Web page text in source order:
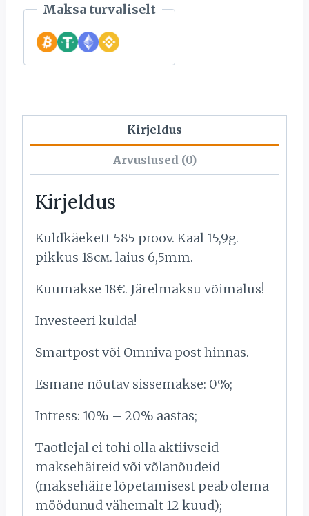
Maksa turvaliselt
Kirjeldus
Arvustused (0)
Kirjeldus
Kuldkäekett 585 proov. Kaal 15,9g.
pikkus 18см. laius 6,5mm.
Kuumakse 18€. Järelmaksu võimalus!
Investeeri kulda!
Smartpost või Omniva post hinnas.
Esmane nõutav sissemakse: 0%;
Intress: 10% – 20% aastas;
Taotlejal ei tohi olla aktiivseid
maksehäireid või võlanõudeid
(maksehäire lõpetamisest peab olema
möödunud vähemalt 12 kuud);